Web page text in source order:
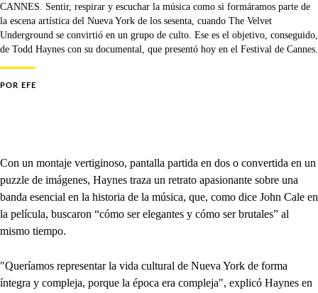
CANNES. Sentir, respirar y escuchar la música como si formáramos parte de
la escena artística del Nueva York de los sesenta, cuando The Velvet
Underground se convirtió en un grupo de culto. Ese es el objetivo, conseguido,
de Todd Haynes con su documental, que presentó hoy en el Festival de Cannes.
POR EFE
Con un montaje vertiginoso, pantalla partida en dos o convertida en un
puzzle de imágenes, Haynes traza un retrato apasionante sobre una
banda esencial en la historia de la música, que, como dice John Cale en
la película, buscaron “cómo ser elegantes y cómo ser brutales” al
mismo tiempo.
"Queríamos representar la vida cultural de Nueva York de forma
íntegra y compleja, porque la época era compleja", explicó Haynes en